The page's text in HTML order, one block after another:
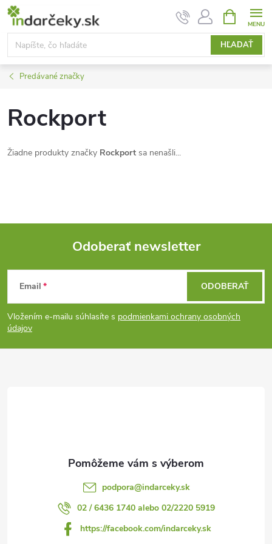
Prejsť
obsah
HĽADAŤ
KOŠÍK
Predávané značky
Rockport
Žiadne produkty značky Rockport sa nenašli...
Z
á
p
Odoberať newsletter
Email
Vložením e-mailu súhlasíte s podmienkami ochrany osobných
údajov
ODOBERAŤ
podpora@indarceky.sk
02 / 6436 1740 alebo 02/2220 5919
https://facebook.com/indarceky.sk